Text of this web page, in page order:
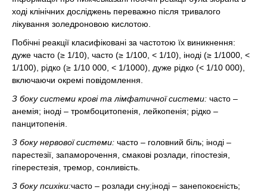
ході клінічних досліджень переважно після тривалого
лікування золедроновою кислотою.
Побічні реакції класифіковані за частотою їх виникнення:
дуже часто (≥ 1/10), часто (≥ 1/100, < 1/10), іноді (≥ 1/1000, <
1/100), рідко (≥ 1/10 000, < 1/1000), дуже рідко (< 1/10 000),
включаючи окремі повідомлення.
З боку системи крові та лімфатичної системи: часто –
анемія; іноді – тромбоцитопенія, лейкопенія; рідко –
панцитопенія.
З боку нервової системи: часто – головний біль; іноді –
парестезії, запаморочення, смакові розлади, гіпостезія,
гіперестезія, тремор, сонливість.
З боку психіки:часто – розлади сну;іноді – занепокоєність;